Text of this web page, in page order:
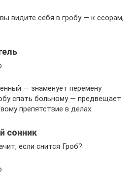
видите себя в гробу — к ссорам,
— знаменует перемену
спать больному — предвещает
препятствие в делах.
сонник
если снится Гроб?